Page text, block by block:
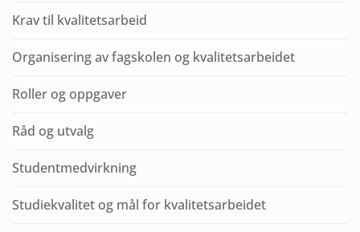
Krav til kvalitetsarbeid
Organisering av fagskolen og kvalitetsarbeidet
Roller og oppgaver
Råd og utvalg
Studentmedvirkning
Studiekvalitet og mål for kvalitetsarbeidet